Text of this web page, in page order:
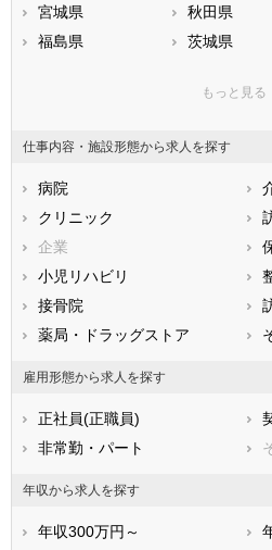
宮城県
秋田県
福島県
茨城県
神奈川県
石川県
福井県
静岡県
滋賀県
兵庫県
鳥取県
広島県
香川県
愛媛県
鹿児島県
もっと見る
仕事内容・施設形態から求人を探す
病院
クリニック
企業
小児リハビリ
接骨院
薬局・ドラッグストア
雇用形態から求人を探す
正社員(正職員)
非常勤・パート
年収から求人を探す
年収300万円～